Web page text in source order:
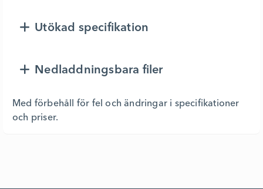
Utökad specifikation
Nedladdningsbara filer
Med förbehåll för fel och ändringar i specifikationer
och priser.